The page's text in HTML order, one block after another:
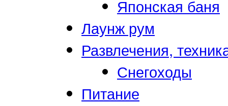
Японская баня
Лаунж рум
Развлечения,
Снегоходы
Питание